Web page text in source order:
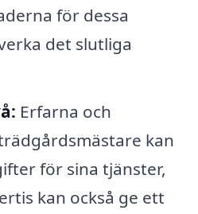
för dessa
det slutliga
Erfarna och
kan
för sina tjänster,
kan också ge ett